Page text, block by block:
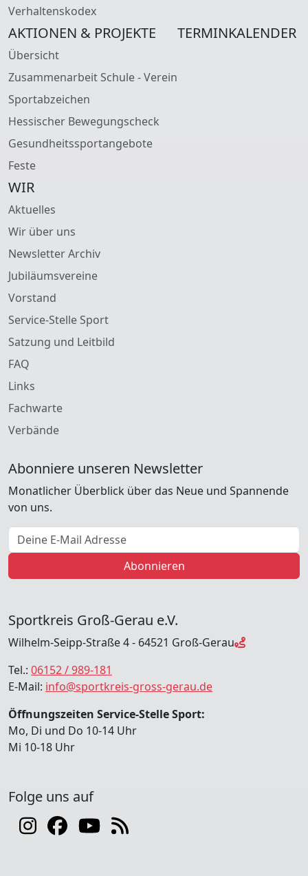
Verhaltenskodex
AKTIONEN & PROJEKTE
Übersicht
Zusammenarbeit Schule - Verein
Sportabzeichen
Hessischer Bewegungscheck
Gesundheitssportangebote
Feste
TERMINKALENDER
WIR
Aktuelles
Wir über uns
Newsletter Archiv
Jubiläumsvereine
Vorstand
Service-Stelle Sport
Satzung und Leitbild
FAQ
Links
Fachwarte
Verbände
Abonniere unseren Newsletter
Monatlicher Überblick über das Neue und Spannende
von uns.
E-Mail Adresse
Abonnieren
Sportkreis Groß-Gerau e.V.
Wilhelm-Seipp-Straße 4 - 64521 Groß-Gerau
Tel.: 06152 / 989-181
E-Mail: info@sportkreis-gross-gerau.de
Öffnungszeiten Service-Stelle Sport:
Mo, Di und Do 10-14 Uhr
Mi 10-18 Uhr
Folge uns auf